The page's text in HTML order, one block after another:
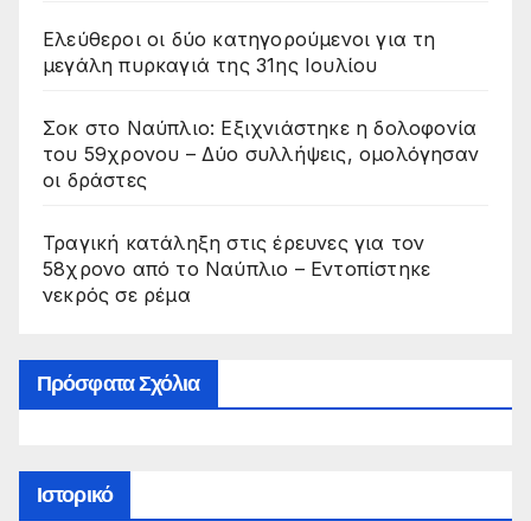
Ελεύθεροι οι δύο κατηγορούμενοι για τη
μεγάλη πυρκαγιά της 31ης Ιουλίου
Σοκ στο Ναύπλιο: Εξιχνιάστηκε η δολοφονία
του 59χρονου – Δύο συλλήψεις, ομολόγησαν
οι δράστες
Τραγική κατάληξη στις έρευνες για τον
58χρονο από το Ναύπλιο – Εντοπίστηκε
νεκρός σε ρέμα
Πρόσφατα Σχόλια
Ιστορικό